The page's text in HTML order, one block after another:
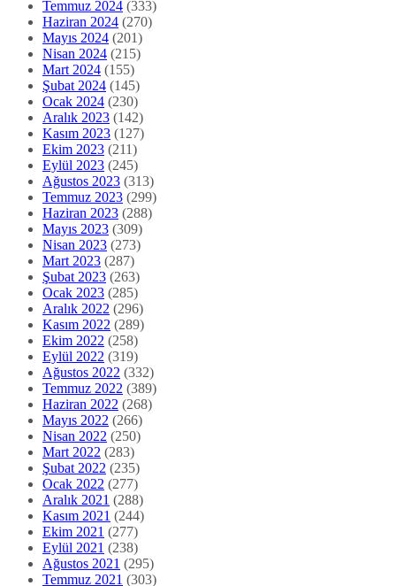
Temmuz 2024 (333)
Haziran 2024 (270)
Mayıs 2024 (201)
Nisan 2024 (215)
Mart 2024 (155)
Şubat 2024 (145)
Ocak 2024 (230)
Aralık 2023 (142)
Kasım 2023 (127)
Ekim 2023 (211)
Eylül 2023 (245)
Ağustos 2023 (313)
Temmuz 2023 (299)
Haziran 2023 (288)
Mayıs 2023 (309)
Nisan 2023 (273)
Mart 2023 (287)
Şubat 2023 (263)
Ocak 2023 (285)
Aralık 2022 (296)
Kasım 2022 (289)
Ekim 2022 (258)
Eylül 2022 (319)
Ağustos 2022 (332)
Temmuz 2022 (389)
Haziran 2022 (268)
Mayıs 2022 (266)
Nisan 2022 (250)
Mart 2022 (283)
Şubat 2022 (235)
Ocak 2022 (277)
Aralık 2021 (288)
Kasım 2021 (244)
Ekim 2021 (277)
Eylül 2021 (238)
Ağustos 2021 (295)
Temmuz 2021 (303)